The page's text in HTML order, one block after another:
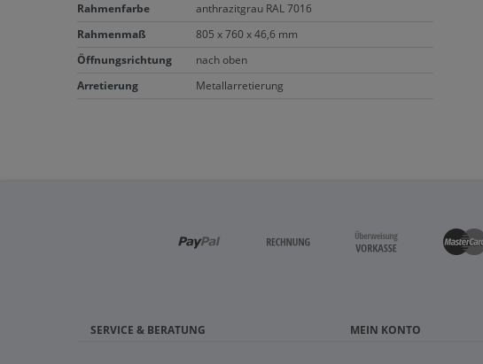
Rahmenfarbe
anthrazitgrau RAL 7016
Rahmenmaß
805 x 760 x 46,6 mm
Öffnungsrichtung
nach oben
Arretierung
Metallarretierung
SERVICE & BERATUNG MEIN KONTO